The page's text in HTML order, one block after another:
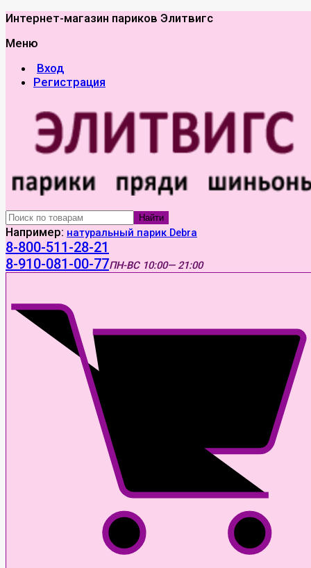
Интернет-магазин париков Элитвигс
Меню
Вход
Регистрация
Найти
Например: натуральный парик Debra
8-800-511-28-21
8-910-081-00-77ПН-ВС 10:00— 21:00